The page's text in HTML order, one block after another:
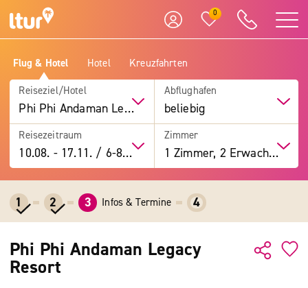
0
Flug & Hotel Hotel Kreuzfahrten
Reiseziel/Hotel
Phi Phi Andaman Legacy Resort
Abflughafen
beliebig
Reisezeitraum
10.08. -17.11. / 6-8 Tage
Zimmer
1 Zimmer, 2 Erwachsene
1 2 3 Infos & Termine 4
Phi Phi Andaman Legacy
Resort